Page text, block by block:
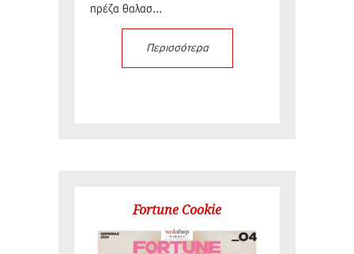
πρέζα θαλασ...
Περισσότερα
Fortune Cookie